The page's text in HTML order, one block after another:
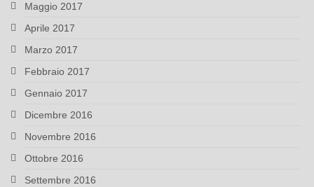
Maggio 2017
Aprile 2017
Marzo 2017
Febbraio 2017
Gennaio 2017
Dicembre 2016
Novembre 2016
Ottobre 2016
Settembre 2016